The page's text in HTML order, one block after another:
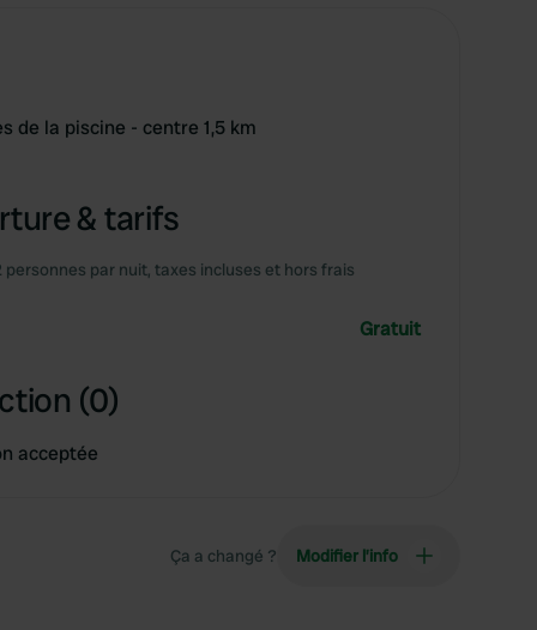
de la piscine - centre 1,5 km
& tarifs
par nuit, taxes incluses et hors frais
Gratuit
(0)
acceptée
Ça a changé ? Modifier l’info